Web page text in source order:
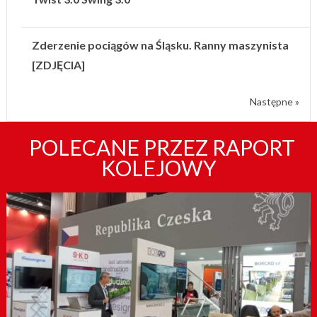
Zderzenie pociągów na Śląsku. Ranny maszynista
[ZDJĘCIA]
Następne »
POLECANE PRZEZ RAPORT
KOLEJOWY